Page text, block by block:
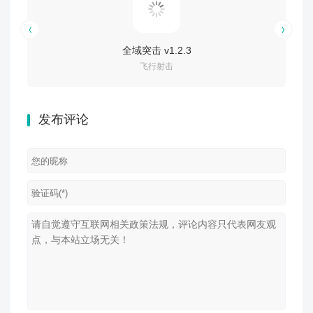
全域突击 v1.2.3
飞行射击
发布评论